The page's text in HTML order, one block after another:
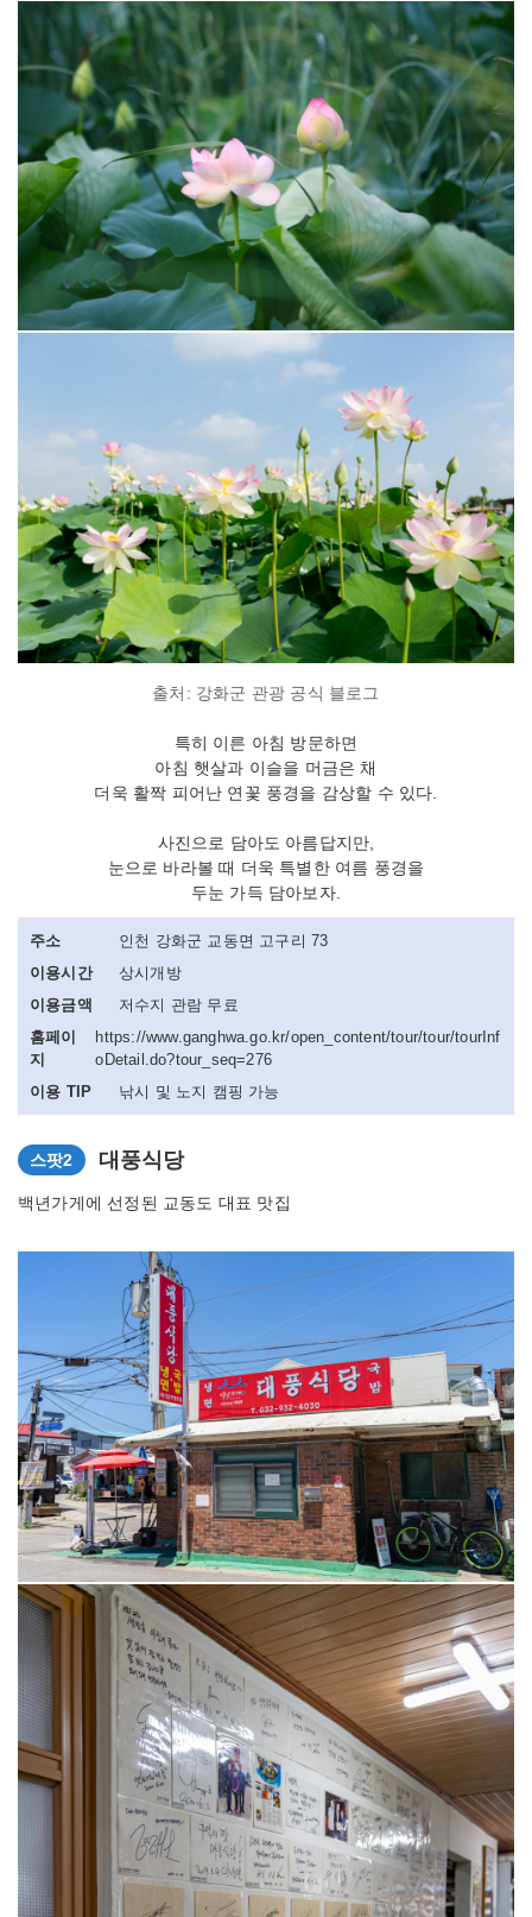
출처: 강화군 관광 공식 블로그
특히 이른 아침 방문하면
아침 햇살과 이슬을 머금은 채
더욱 활짝 피어난 연꽃 풍경을 감상할 수 있다.
사진으로 담아도 아름답지만,
눈으로 바라볼 때 더욱 특별한 여름 풍경을
두눈 가득 담아보자.
주소
인천 강화군 교동면 고구리 73
이용시간
상시개방
이용금액
저수지 관람 무료
홈페이
지
https://www.ganghwa.go.kr/open_content/tour/tour/tourInf
oDetail.do?tour_seq=276
이용 TIP
낚시 및 노지 캠핑 가능
스팟2 대풍식당
백년가게에 선정된 교동도 대표 맛집